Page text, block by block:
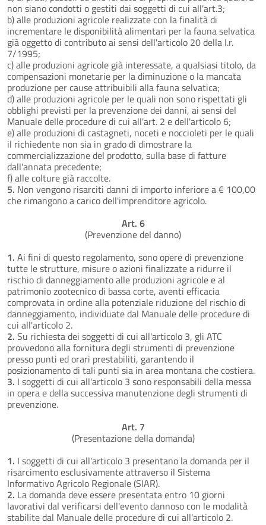
non siano condotti o gestiti dai soggetti di cui all'art.3;
b) alle produzioni agricole realizzate con la finalità di
incrementare le disponibilità alimentari per la fauna selvatica
già oggetto di contributo ai sensi dell'articolo 20 della I.r.
7/1995;
c) alle produzioni agricole già interessate, a qualsiasi titolo, da
compensazioni monetarie per la diminuzione o la mancata
produzione per cause attribuibili alla fauna selvatica;
d) alle produzioni agricole per le quali non sono rispettati gli
obblighi previsti per la prevenzione dei danni, ai sensi del
Manuale delle procedure di cui all'art. 2 e dell'articolo 6;
e) alle produzioni di castagneti, noceti e noccioleti per le quali
il richiedente non sia in grado di dimostrare la
commercializzazione del prodotto, sulla base di fatture
dall'annata precedente;
f) alle colture già raccolte.
5. Non vengono risarciti danni di importo inferiore a € 100,00
che rimangono a carico dell'imprenditore agricolo.
Art. 6
(Prevenzione del danno)
1. Ai fini di questo regolamento, sono opere di prevenzione
tutte le strutture, misure o azioni finalizzate a ridurre il
rischio di danneggiamento alle produzioni agricole e al
patrimonio zootecnico di bassa corte, aventi efficacia
comprovata in ordine alla potenziale riduzione del rischio di
danneggiamento, individuate dal Manuale delle procedure di
cui all'articolo 2.
2. Su richiesta dei soggetti di cui all'articolo 3, gli ATC
provvedono alla fornitura degli strumenti di prevenzione
presso punti ed orari prestabiliti, garantendo il
posizionamento di tali punti sia in area montana che costiera.
3. I soggetti di cui all'articolo 3 sono responsabili della messa
in opera e della successiva manutenzione degli strumenti di
prevenzione.
Art. 7
(Presentazione della domanda)
1. I soggetti di cui all'articolo 3 presentano la domanda per il
risarcimento esclusivamente attraverso il Sistema
Informativo Agricolo Regionale (SIAR).
2. La domanda deve essere presentata entro 10 giorni
lavorativi dal verificarsi dell'evento dannoso con le modalità
stabilite dal Manuale delle procedure di cui all'articolo 2.